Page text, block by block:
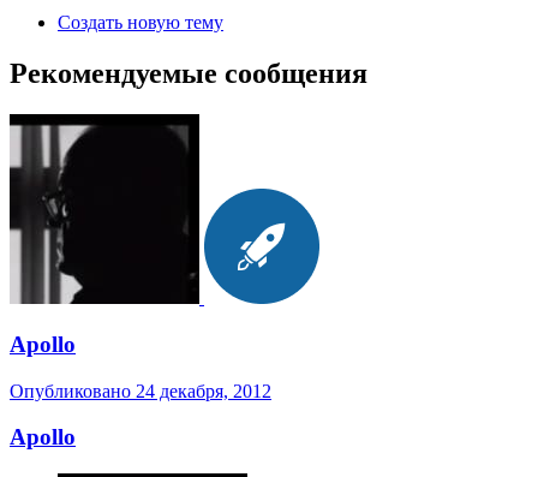
Создать новую тему
Рекомендуемые сообщения
Apollo
Опубликовано 24 декабря, 2012
Apollo